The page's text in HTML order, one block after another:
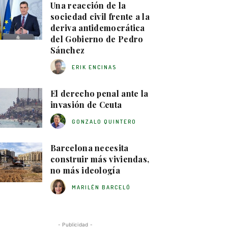
Una reacción de la
sociedad civil frente a la
deriva antidemocrática
del Gobierno de Pedro
Sánchez
ERIK ENCINAS
El derecho penal ante la
invasión de Ceuta
GONZALO QUINTERO
Barcelona necesita
construir más viviendas,
no más ideología
MARILÉN BARCELÓ
- Publicidad -